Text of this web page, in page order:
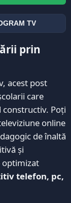
TV
prin
acest post
care
constructiv. Poți
online
de înaltă
și
optimizat
telefon, pc,